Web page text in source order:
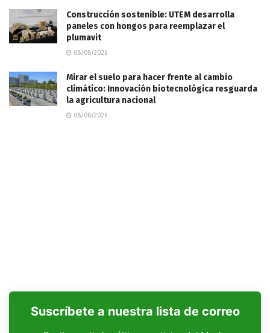
Construcción sostenible: UTEM desarrolla
paneles con hongos para reemplazar el
plumavit
08/08/2026
Mirar el suelo para hacer frente al cambio
climático: Innovación biotecnológica resguarda
la agricultura nacional
08/08/2026
Suscríbete a nuestra lista de correo